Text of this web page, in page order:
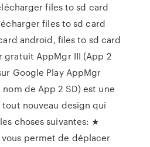
files to sd card
files to sd card
android, files to sd card
AppMgr III (App 2
Google Play AppMgr
nom de App 2 SD) est une
nouveau design qui
choses suivantes: ★
permet de déplacer